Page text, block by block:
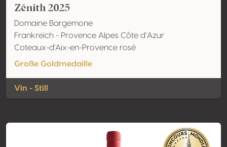
Zénith 2025
Domaine Bargemone
Frankreich - Provence Alpes Côte d’Azur
Coteaux-d'Aix-en-Provence rosé
Große Goldmedaille
Vin - Still